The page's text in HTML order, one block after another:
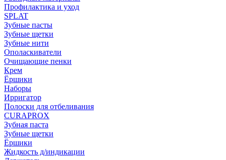
Профилактика и уход
SPLAT
Зубные пасты
Зубные щетки
Зубные нити
Ополаскиватели
Очищающие пенки
Крем
Ёршики
Наборы
Ирригатор
Полоски для отбеливания
CURAPROX
Зубная паста
Зубные щетки
Ёршики
Жидкость д/индикации